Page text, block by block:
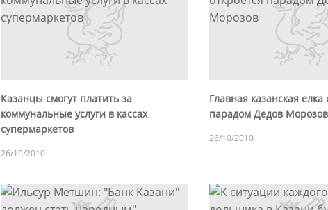
Казанцы смогут платить за
коммунальные услуги в кассах
супермаркетов
26/10/2010
Главная казанская елка
парадом Дедов Морозов
26/10/2010